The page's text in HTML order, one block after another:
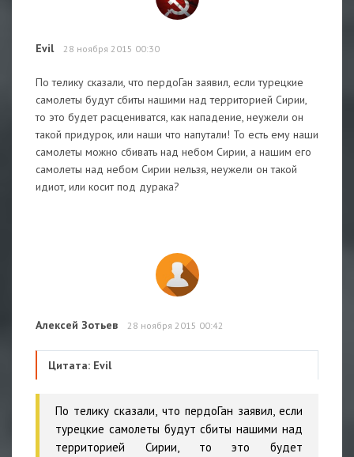
Evil 28 ноября 2015 00:30
По телику сказали, что пердоГан заявил, если турецкие
самолеты будут сбиты нашими над территорией Сирии,
то это будет расцениватся, как нападение, неужели он
такой придурок, или наши что напутали! То есть ему наши
самолеты можно сбивать над небом Сирии, а нашим его
самолеты над небом Сирии нельзя, неужели он такой
идиот, или косит под дурака?
Алексей Зотьев 28 ноября 2015 00:42
Цитата: Evil
По телику сказали, что пердоГан заявил, если
турецкие самолеты будут сбиты нашими над
территорией Сирии, то это будет